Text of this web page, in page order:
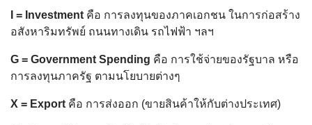
I = Investment คือ การลงทุนของภาคเอกชน ในการก่อสร้าง
อสังหาริมทรัพย์ ถนนทางเดิน รถไฟฟ้า ฯลฯ
G = Government Spending คือ การใช้จ่ายของรัฐบาล หรือ
การลงทุนภาครัฐ ตามนโยบายต่างๆ
X = Export คือ การส่งออก (ขายสินค้าให้กับต่างประเทศ)